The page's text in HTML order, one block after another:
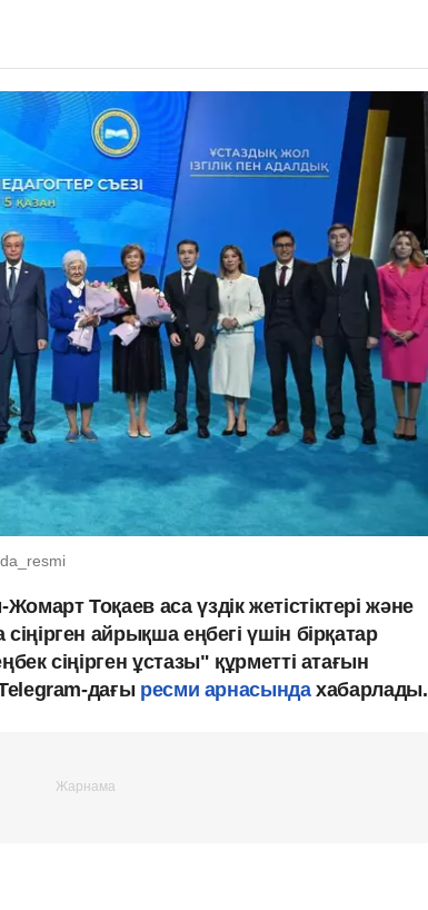
Тоқаев аса үздік жетістіктері және
айрықша еңбегі үшін бірқатар
сіңірген ұстазы" құрметті атағын
дағы ресми арнасындахабарлады.